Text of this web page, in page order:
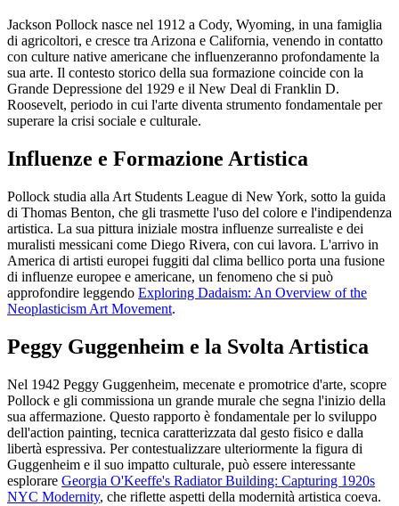
Jackson Pollock nasce nel 1912 a Cody, Wyoming, in una famiglia
di agricoltori, e cresce tra Arizona e California, venendo in contatto
con culture native americane che influenzeranno profondamente la
sua arte. Il contesto storico della sua formazione coincide con la
Grande Depressione del 1929 e il New Deal di Franklin D.
Roosevelt, periodo in cui l'arte diventa strumento fondamentale per
superare la crisi sociale e culturale.
Influenze e Formazione Artistica
Pollock studia alla Art Students League di New York, sotto la guida
di Thomas Benton, che gli trasmette l'uso del colore e l'indipendenza
artistica. La sua pittura iniziale mostra influenze surrealiste e dei
muralisti messicani come Diego Rivera, con cui lavora. L'arrivo in
America di artisti europei fuggiti dal clima bellico porta una fusione
di influenze europee e americane, un fenomeno che si può
approfondire leggendo Exploring Dadaism: An Overview of the
Neoplasticism Art Movement.
Peggy Guggenheim e la Svolta Artistica
Nel 1942 Peggy Guggenheim, mecenate e promotrice d'arte, scopre
Pollock e gli commissiona un grande murale che segna l'inizio della
sua affermazione. Questo rapporto è fondamentale per lo sviluppo
dell'action painting, tecnica caratterizzata dal gesto fisico e dalla
libertà espressiva. Per contestualizzare ulteriormente la figura di
Guggenheim e il suo impatto culturale, può essere interessante
esplorare Georgia O'Keeffe's Radiator Building: Capturing 1920s
NYC Modernity, che riflette aspetti della modernità artistica coeva.